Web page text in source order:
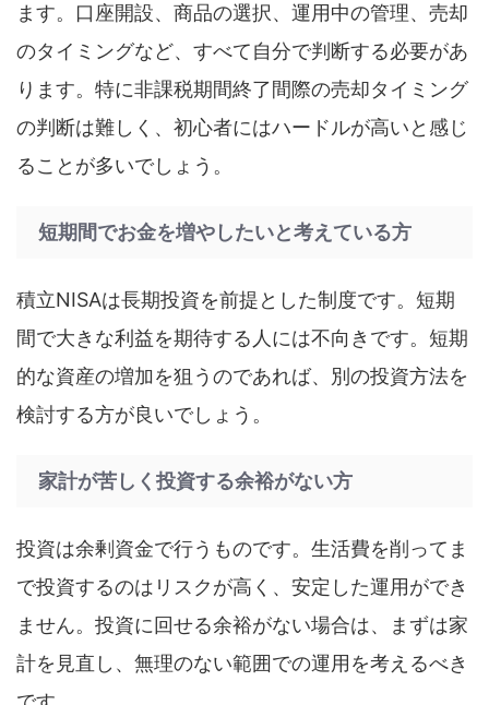
ます。口座開設、商品の選択、運用中の管理、売却
のタイミングなど、すべて自分で判断する必要があ
ります。特に非課税期間終了間際の売却タイミング
の判断は難しく、初心者にはハードルが高いと感じ
ることが多いでしょう。
短期間でお金を増やしたいと考えている方
積立NISAは長期投資を前提とした制度です。短期
間で大きな利益を期待する人には不向きです。短期
的な資産の増加を狙うのであれば、別の投資方法を
検討する方が良いでしょう。
家計が苦しく投資する余裕がない方
投資は余剰資金で行うものです。生活費を削ってま
で投資するのはリスクが高く、安定した運用ができ
ません。投資に回せる余裕がない場合は、まずは家
計を見直し、無理のない範囲での運用を考えるべき